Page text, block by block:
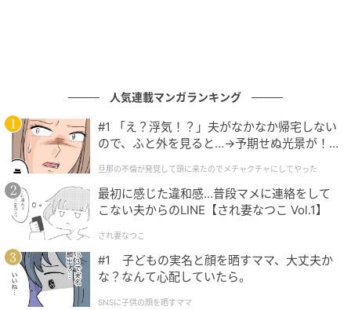
ベビーカレンダー
ベビーカレンダーは妊娠・出産・育児の情報サイト
索、おでかけ情報、離乳食レシピまで。月間利用者1
作品をもっとみる
の記事をもっとみる
人気連載マンガランキング
#1 「え？浮気！？」夫がなかなか帰宅しない
ので、ふと外を見ると…→予期せぬ光景が！
クチャにしてやった
旦那の不倫が発覚して頭に来たのでメチャクチャにしてやった
最初に感じた違和感…普段マメに連絡をして
こない夫からのLINE【され妻なつこ Vol.1】
され妻なつこ
#1 子どもの実名と顔を晒すママ、大丈夫か
な？なんて心配していたら。
SNSに子供の顔を晒すママ